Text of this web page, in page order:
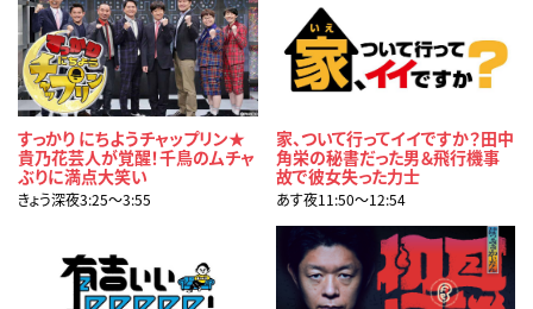
すっかり にちようチャップリン★
貴乃花芸人が覚醒！千鳥のムチャ
ぶりに満点大笑い
きょう深夜3:25〜3:55
家、ついて行ってイイですか？田中
角栄の秘書だった男＆飛行機事
故で彼女失った力士
あす夜11:50〜12:54